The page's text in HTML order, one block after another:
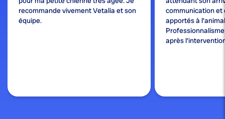
recommande vivement Vetalia et son
équipe.
communication et
apportés à
après